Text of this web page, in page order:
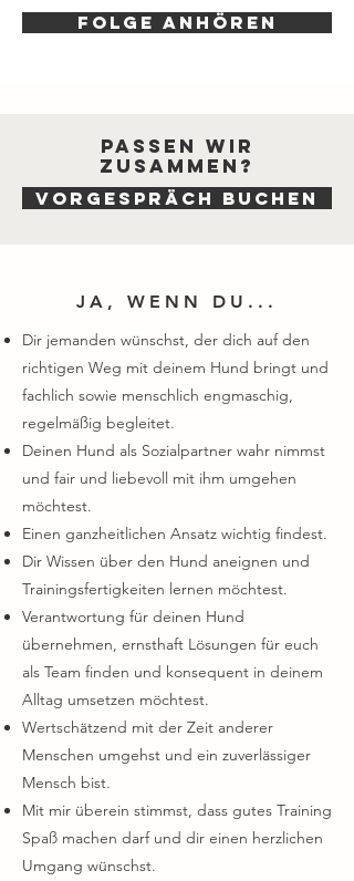
Folge anhören
Passen wir
zusammen?
VORGESPRÄCH BUCHEN
JA, WENN DU...
Dir jemanden wünschst, der dich auf den
richtigen Weg mit deinem Hund bringt und
fachlich sowie menschlich engmaschig,
regelmäßig begleitet.
Deinen Hund als Sozialpartner wahr nimmst
und fair und liebevoll mit ihm umgehen
möchtest.
Einen ganzheitlichen Ansatz wichtig findest.
Dir Wissen über den Hund aneignen und
Trainingsfertigkeiten lernen möchtest.
Verantwortung für deinen Hund
übernehmen, ernsthaft Lösungen für euch
als Team finden und konsequent in deinem
Alltag umsetzen möchtest.
Wertschätzend mit der Zeit anderer
Menschen umgehst und ein zuverlässiger
Mensch bist.
Mit mir überein stimmst, dass gutes Training
Spaß machen darf und dir einen herzlichen
Umgang wünschst.